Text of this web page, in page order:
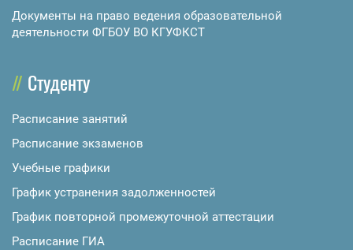
Документы на право ведения образовательной
деятельности ФГБОУ ВО КГУФКСТ
Студенту
Расписание занятий
Расписание экзаменов
Учебные графики
График устранения задолженностей
График повторной промежуточной аттестации
Расписание ГИА